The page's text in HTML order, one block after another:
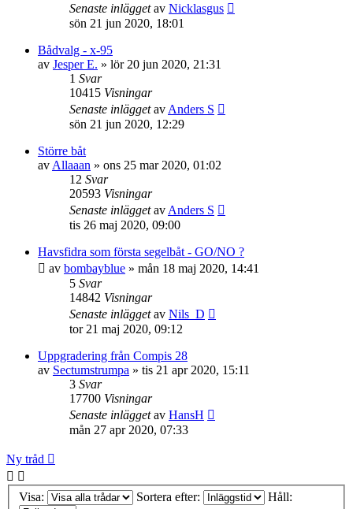
Senaste inläggetav Nicklasgus
sön 21 jun 2020, 18:01
Bådvalg - x-95
av Jesper E. » lör 20 jun 2020, 21:31
1 Svar
10415 Visningar
Senaste inläggetav Anders S
sön 21 jun 2020, 12:29
Större båt
av Allaaan » ons 25 mar 2020, 01:02
12 Svar
20593 Visningar
Senaste inläggetav Anders S
tis 26 maj 2020, 09:00
Havsfidra som första segelbåt - GO/NO ?
av bombayblue » mån 18 maj 2020, 14:41
5 Svar
14842 Visningar
Senaste inläggetav Nils_D
tor 21 maj 2020, 09:12
Uppgradering från Compis 28
av Sectumstrumpa » tis 21 apr 2020, 15:11
3 Svar
17700 Visningar
Senaste inläggetav HansH
mån 27 apr 2020, 07:33
Ny tråd
Visa: Sortera efter: Håll: